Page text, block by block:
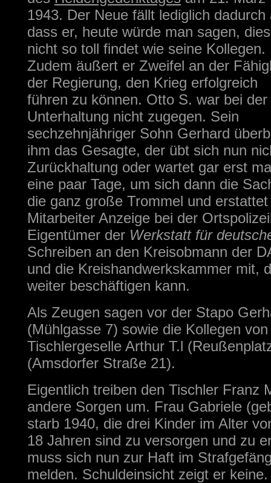
1943. Der Neue fällt lediglich dadurch
dass er, heute würde man sagen,
nicht so toll findet wie seine Kollegen.
Zudem äußert er Zweifel an der
der Regierung, den Krieg erfolgreich
führen zu können. Otto S. war bei der
Unterhaltung nicht zugegen. Sein
sechzehnjähriger Sohn Gerhard
ihm das Gesagte, der übt sich nun
Zurückhaltung oder wartet gar erst
eine paar Tage, um sich dann die
die ganz große Trommel und
Mitarbeiter Anzeige bei der
Eigentümer der Werkstatt für
Schreiben an den Kreisobmann der
und die Kreishandwerkskammer mit,
weiter beschäftigen kann.
Als Zeugen sagen vor der Stapo
(Mühlgasse 7) sowie die Kollegen
Tischlergeselle Arthur T.l
(Amsdorfer Straße 21).
Eigentlich treiben den Tischler Franz
andere Sorgen um. Frau Gabriele
starb 1940, die drei Kinder im Alter
18 Jahren sind zu versorgen und zu
muss sich nun zur Haft im
melden. Schuldeinsicht zeigt er